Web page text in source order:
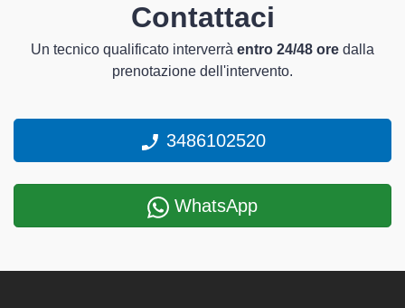
Contattaci
Un tecnico qualificato interverrà entro 24/48 ore dalla
prenotazione dell'intervento.
3486102520
WhatsApp